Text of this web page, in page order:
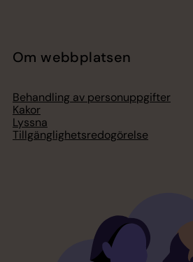
Om webbplatsen
Behandling av personuppgifter
Kakor
Lyssna
Tillgänglighetsredogörelse